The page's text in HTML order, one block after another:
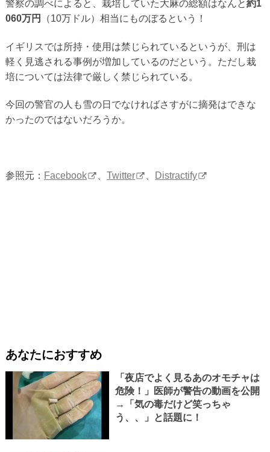
警察の調べによると、栽培していた大麻の総額はなんと約1
060万円
（10万ドル）相当にものぼるという！
イギリスでは所持・使用は禁じられているというが、刑は
軽く見逃される事例が増加しているのだという。ただし栽
培については法律で厳しく禁じられている。
今回の警官の人も雪の日でなければさすがに摘発はできな
かったのではないだろうか。
参照元： Facebook 、Twitter Distractify
あなたにおすすめ
「夜店でよく見るあのオモチャは
危険！」医師が警告の動画を公開
→「気の毒だけど笑っちゃ
う、、」と話題に！